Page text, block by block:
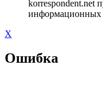
korrespondent.net
информационных
X
Ошибка